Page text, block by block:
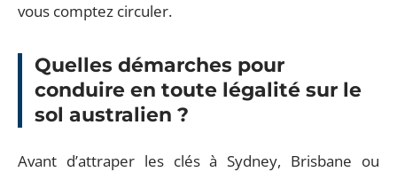
vous comptez circuler.
Quelles démarches pour
conduire en toute légalité sur le
sol australien ?
Avant d’attraper les clés à Sydney, Brisbane ou